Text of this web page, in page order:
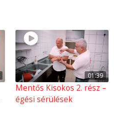
01:39
Mentős Kisokos 2. rész –
égési sérülések